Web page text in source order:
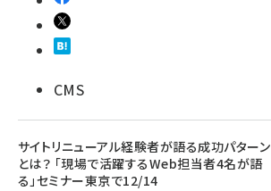
CMS
サイトリニューアル経験者が語る成功パターン
とは？ 「現場で活躍するWeb担当者4名が語
る」セミナー東京で12/14